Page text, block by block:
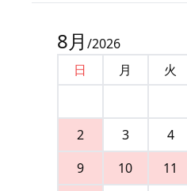
8月 /2026
日
月 火
2
3 4
9
10 11